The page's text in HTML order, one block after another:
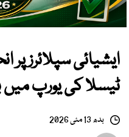
ایشیائی سپلائرز
ٹیسلا کی یورپ میں
بدھ 13 مئی 2026